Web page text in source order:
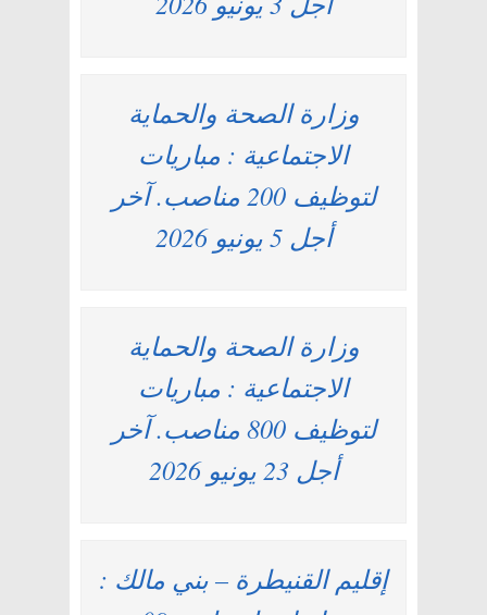
وزارة الصحة والحماية
الاجتماعية : مباريات
لتوظيف 200 مناصب. آخر
أجل 5 يونيو 2026
وزارة الصحة والحماية
الاجتماعية : مباريات
لتوظيف 800 مناصب. آخر
أجل 23 يونيو 2026
إقليم القنيطرة – بني مالك :